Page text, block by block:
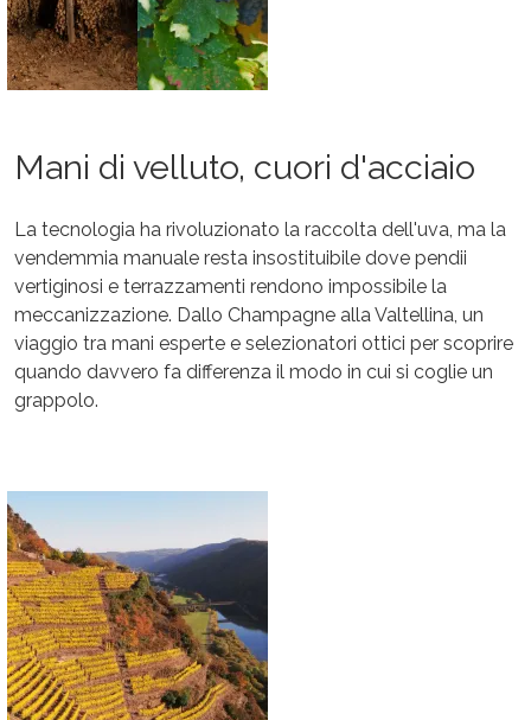
Mani di velluto, cuori d'acciaio
La tecnologia ha rivoluzionato la raccolta dell'uva, ma la
vendemmia manuale resta insostituibile dove pendii
vertiginosi e terrazzamenti rendono impossibile la
meccanizzazione. Dallo Champagne alla Valtellina, un
viaggio tra mani esperte e selezionatori ottici per scoprire
quando davvero fa differenza il modo in cui si coglie un
grappolo.